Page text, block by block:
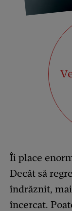
Îi place
Decât să
îndrăznit,
încercat.